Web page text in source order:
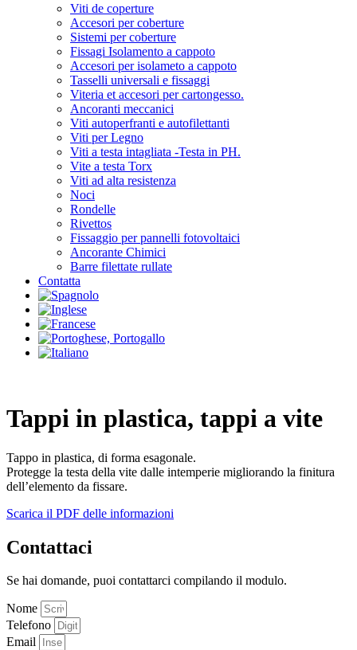
Viti de coperture
Accesori per coberture
Sistemi per coberture
Fissagi Isolamento a cappoto
Accesori per isolameto a cappoto
Tasselli universali e fissaggi
Viteria et accesori per cartongesso.
Ancoranti meccanici
Viti autoperfranti e autofilettanti
Viti per Legno
Viti a testa intagliata -Testa in PH.
Vite a testa Torx
Viti ad alta resistenza
Noci
Rondelle
Rivettos
Fissaggio per pannelli fotovoltaici
Ancorante Chimici
Barre filettate rullate
Contatta
Tappi in plastica, tappi a vite
Tappo in plastica, di forma esagonale.
Protegge la testa della vite dalle intemperie migliorando la finitura
dell’elemento da fissare.
Scarica il PDF delle informazioni
Contattaci
Se hai domande, puoi contattarci compilando il modulo.
Nome
Telefono
Email